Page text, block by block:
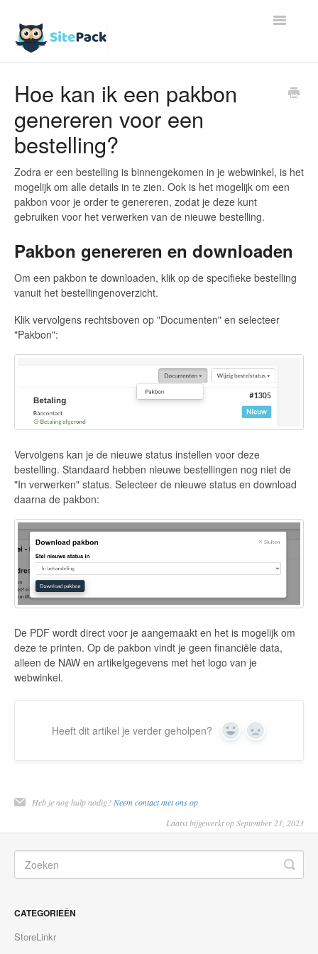
Toggle
Contact
Hoe kan ik een pakbon
genereren voor een
bestelling?
Zodra er een bestelling is binnengekomen in je webwinkel, is het
mogelijk om alle details in te zien. Ook is het mogelijk om een
pakbon voor je order te genereren, zodat je deze kunt
gebruiken voor het verwerken van de nieuwe bestelling.
Pakbon genereren en downloaden
Om een pakbon te downloaden, klik op de specifieke bestelling
vanuit het bestellingenoverzicht.
Klik vervolgens rechtsboven op "Documenten" en selecteer
"Pakbon":
Vervolgens kan je de nieuwe status instellen voor deze
bestelling. Standaard hebben nieuwe bestellingen nog niet de
"In verwerken" status. Selecteer de nieuwe status en download
daarna de pakbon:
De PDF wordt direct voor je aangemaakt en het is mogelijk om
deze te printen. Op de pakbon vindt je geen financiële data,
alleen de NAW en artikelgegevens met het logo van je
webwinkel.
Heeft dit artikel je verder geholpen? Yes No
Heb je nog hulp nodig?Neem contact met ons op
Laatst bijgewerkt op September 21, 2023
CATEGORIEÊN
StoreLinkr